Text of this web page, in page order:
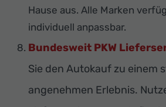
Hause aus. Alle Marken
individuell anpassbar.
Bundesweit PKW
Sie den Autokauf zu einem
angenehmen Erlebnis.